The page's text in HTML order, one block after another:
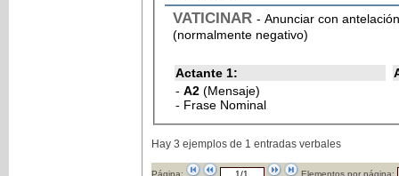
VATICINAR - Anunciar con
(normalmente negativo)
Actante 1:
- A2 (Mensaje)
- Frase Nominal
Hay 3 ejemplos de 1 entradas verbales
Página: Elementos por página: